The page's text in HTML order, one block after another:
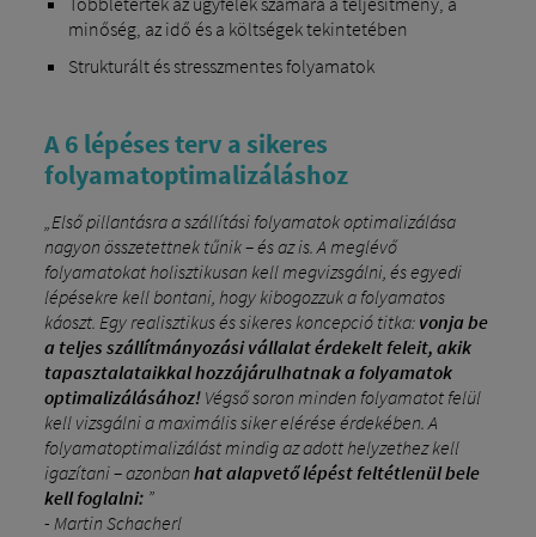
minőség, az idő és a költségek tekintetében
Strukturált és stresszmentes folyamatok
A 6 lépéses terv a sikeres
folyamatoptimalizáláshoz
„Első pillantásra a szállítási folyamatok optimalizálása
nagyon összetettnek tűnik – és az is. A meglévő
folyamatokat holisztikusan kell megvizsgálni, és egyedi
lépésekre kell bontani, hogy kibogozzuk a folyamatos
káoszt. Egy realisztikus és sikeres koncepció titka: vonja be
a teljes szállítmányozási vállalat érdekelt feleit, akik
tapasztalataikkal hozzájárulhatnak a folyamatok
optimalizálásához!Végső soron minden folyamatot felül
kell vizsgálni a maximális siker elérése érdekében. A
folyamatoptimalizálást mindig az adott helyzethez kell
igazítani – azonban hat alapvető lépést feltétlenül bele
kell foglalni:”
- Martin Schacherl